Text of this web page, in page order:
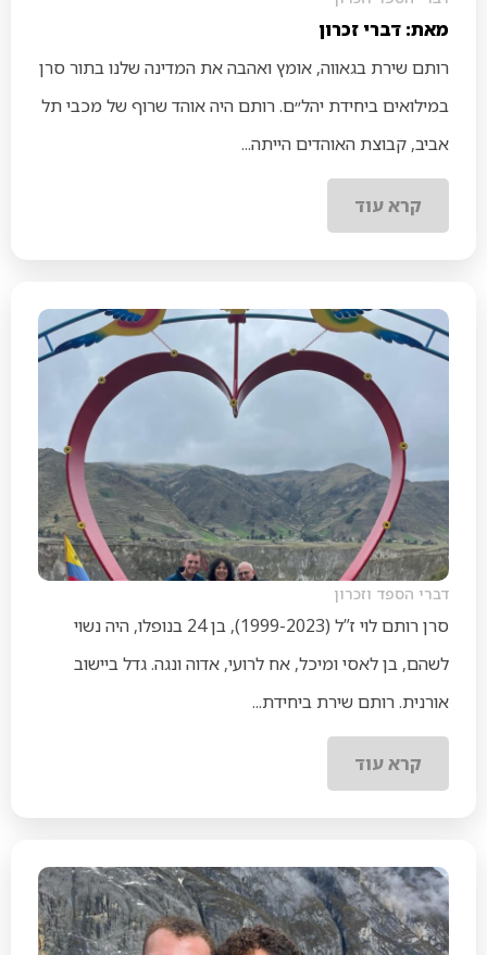
מאת: דברי זכרון
רותם שירת בגאווה, אומץ ואהבה את המדינה שלנו בתור סרן
במילואים ביחידת יהל״ם. רותם היה אוהד שרוף של מכבי תל
אביב, קבוצת האוהדים הייתה...
קרא עוד
דברי הספד וזכרון
סרן רותם לוי ז”ל (1999-2023), בן 24 בנופלו, היה נשוי
לשהם, בן לאסי ומיכל, אח לרועי, אדוה ונגה. גדל ביישוב
אורנית. רותם שירת ביחידת...
קרא עוד